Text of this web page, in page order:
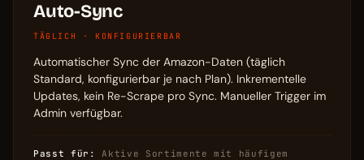
Auto-Sync
TÄGLICH · KONFIGURIERBAR
Automatischer Sync der Amazon-Daten (täglich
Standard, konfigurierbar je nach Plan). Inkrementelle
Updates, kein Re-Scrape pro Sync. Manueller Trigger im
Admin verfügbar.
Passt für:
Aktive Sortimente mit häufigem